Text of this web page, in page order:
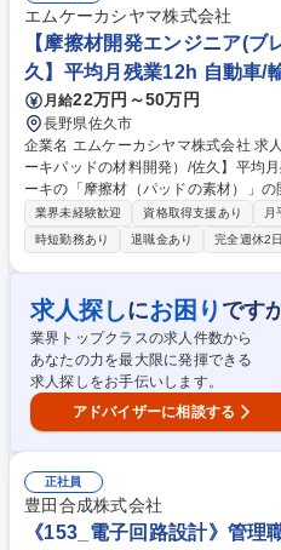
立図および部品図（バラシ）の作成 ■
た部品表（BOM）の作成 募集職種 【機械設計】精密測定機器のグローバ
ル企業/英語活用/福利厚生◎/賞与4か月
エムケーカシヤマ株式会社
【摩擦材開発エンジニア(
久】平均月残業12h 自動車/
月給22万円～50万円
長野県佐久市
企業名 エムケーカシヤマ株式会社 求人名 【摩擦材開発エンジニア（ブレ
ーキパッドの材料開発）/佐久】平均月残業12h 仕事の内容
ーキの「摩擦材（パッドの素材）」
原材料の組み合わせや配合率を調整
求。純正品同等以上の品質をゼロから生み出します
定および配合レシピの設計 ■試作品の
価・データ分析 ■営業担当と連携し
体化 ■既存製品のコストダウンや環
開発期間は約1年。担当ごとに裁量を持って進
擦材開発エンジニア（ブレーキパッ
業界未経験歓迎 資格取得支援あり 月
時短勤務あり
退職金あり 完全週休2
求人探しにお困り です
業界トップクラスの求人件数から
あなたの力を最大限に発揮できる
求人探しをお手伝いします。
アドバイザーに相談する
正社員
豊田合成株式会社
《153_電子回路設計》管理